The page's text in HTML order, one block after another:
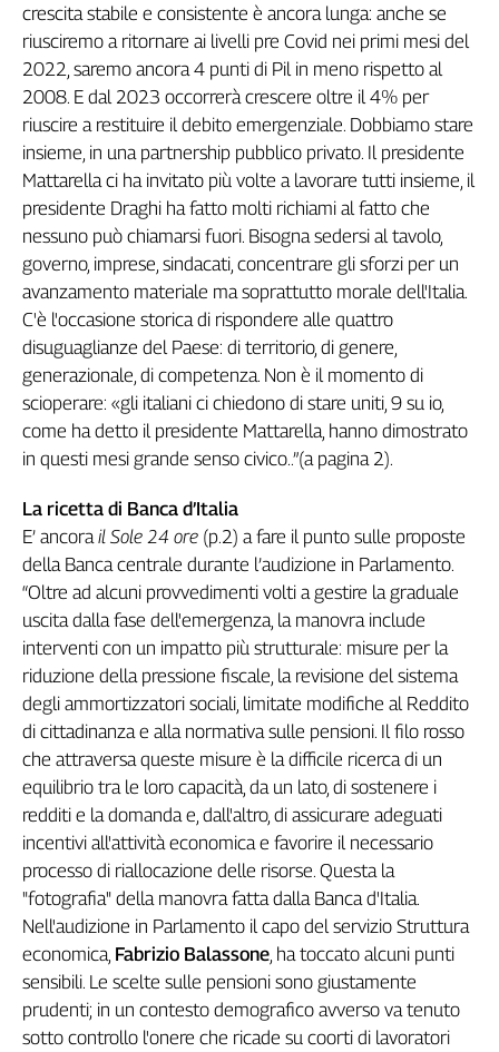
crescita stabile e consistente è ancora lunga: anche se
riusciremo a ritornare ai livelli pre Covid nei primi mesi del
2022, saremo ancora 4 punti di Pil in meno rispetto al
2008. E dal 2023 occorrerà crescere oltre il 4% per
riuscire a restituire il debito emergenziale. Dobbiamo stare
insieme, in una partnership pubblico privato. Il presidente
Mattarella ci ha invitato più volte a lavorare tutti insieme, il
presidente Draghi ha fatto molti richiami al fatto che
nessuno può chiamarsi fuori. Bisogna sedersi al tavolo,
governo, imprese, sindacati, concentrare gli sforzi per un
avanzamento materiale ma soprattutto morale dell'Italia.
C'è l'occasione storica di rispondere alle quattro
disuguaglianze del Paese: di territorio, di genere,
generazionale, di competenza. Non è il momento di
scioperare: «gli italiani ci chiedono di stare uniti, 9 su io,
come ha detto il presidente Mattarella, hanno dimostrato
in questi mesi grande senso civico..”(a pagina 2).
La ricetta di Banca d’Italia
E’ ancora il Sole 24 ore (p.2) a fare il punto sulle proposte
della Banca centrale durante l’audizione in Parlamento.
“Oltre ad alcuni provvedimenti volti a gestire la graduale
uscita dalla fase dell'emergenza, la manovra include
interventi con un impatto più strutturale: misure per la
riduzione della pressione fiscale, la revisione del sistema
degli ammortizzatori sociali, limitate modifiche al Reddito
di cittadinanza e alla normativa sulle pensioni. Il filo rosso
che attraversa queste misure è la difficile ricerca di un
equilibrio tra le loro capacità, da un lato, di sostenere i
redditi e la domanda e, dall'altro, di assicurare adeguati
incentivi all'attività economica e favorire il necessario
processo di riallocazione delle risorse. Questa la
"fotografia" della manovra fatta dalla Banca d'Italia.
Nell'audizione in Parlamento il capo del servizio Struttura
economica, Fabrizio Balassone , ha toccato alcuni punti
sensibili. Le scelte sulle pensioni sono giustamente
prudenti; in un contesto demografico avverso va tenuto
sotto controllo l'onere che ricade su coorti di lavoratori